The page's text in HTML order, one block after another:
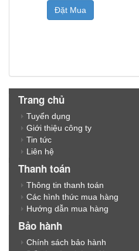
Đặt Mua
Trang chủ
Tuyển dụng
Giới thiệu công ty
Tin tức
Liên hệ
Thanh toán
Thông tin thanh toán
Các hình thức mua hàng
Hướng dẫn mua hàng
Bảo hành
Chính sách bảo hành